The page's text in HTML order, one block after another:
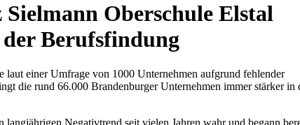
Oberschule Elstal
Berufsfindung
laut einer Umfrage von 1000 Unternehmen aufgrund fehlender
die rund 66.000 Brandenburger Unternehmen immer stärker in
Negativtrend seit vielen Jahren wahr und begann